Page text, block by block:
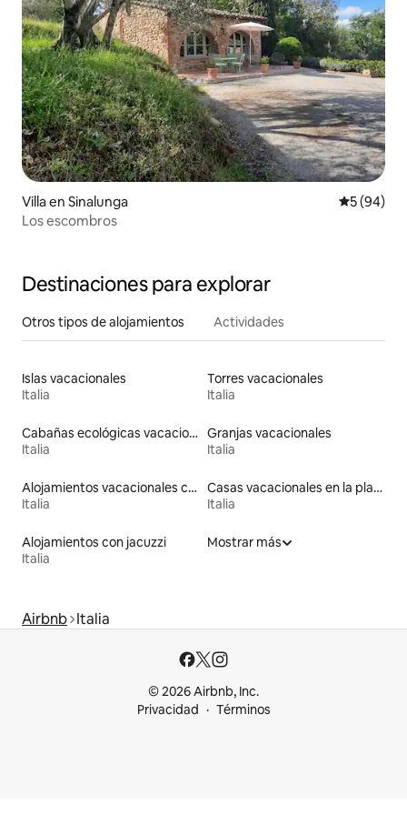
Villa en Sinalunga
5 (94)
Los escombros
Destinaciones para explorar
Otros tipos de alojamientos Actividades
Islas vacacionales
Italia
Torres vacacionales
Italia
Cabañas ecológicas vacacionales
Italia
Granjas vacacionales
Italia
Alojamientos vacacionales con entrada y salida de pistas de esquí
Italia
Casas vacacionales en la playa
Italia
Alojamientos con jacuzzi
Italia
Mostrar más
Airbnb Italia
© 2026 Airbnb, Inc.
Privacidad
Términos